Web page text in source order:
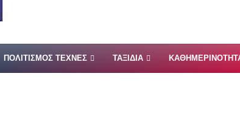
ΠΟΛΙΤΙΣΜΟΣ ΤΕΧΝΕΣ ΤΑΞΙΔΙΑ